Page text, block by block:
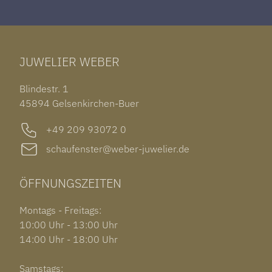
IWC PORTUGIESER
ARMSCHMUCK
OHRSCHMUCK
OUT OF COLLECTION
TAG HEUER CARRERA
ROLEX SUBMARINER DATE
GARMIN VENU 3S
JUWELIER WEBER
Blindestr. 1
45894 Gelsenkirchen-Buer
+49 209 93072 0
schaufenster@weber-juwelier.de
ÖFFNUNGSZEITEN
Montags - Freitags:
10:00 Uhr - 13:00 Uhr
14:00 Uhr - 18:00 Uhr
Samstags: